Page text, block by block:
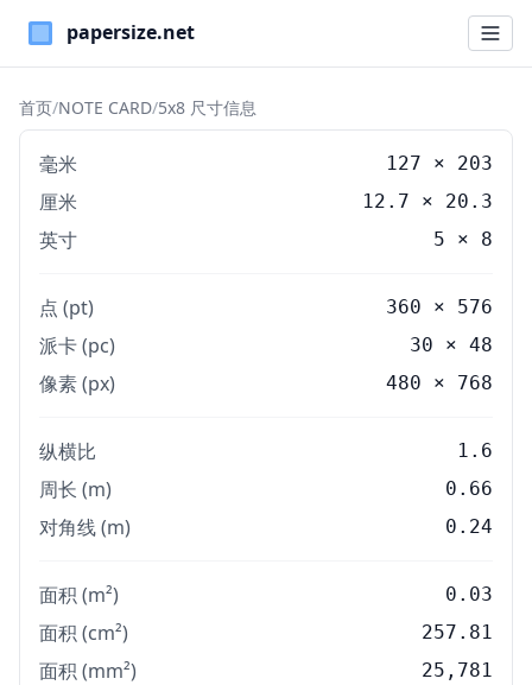
Paper Sizes
首页/NOTE CARD/5x8 尺寸信息
毫米 127 × 203
厘米 12.7 × 20.3
英寸 5 × 8
点 (pt) 360 × 576
派卡 (pc) 30 × 48
像素 (px) 480 × 768
纵横比 1.6
周长 (m) 0.66
对角线 (m) 0.24
面积 (m²) 0.03
面积 (cm²) 257.81
面积 (mm²) 25,781